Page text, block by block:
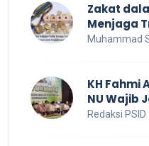
Zakat
Menjaga
Efisiensi
Muhammad
KH Fahmi
NU Wajib
Redaksi PSID